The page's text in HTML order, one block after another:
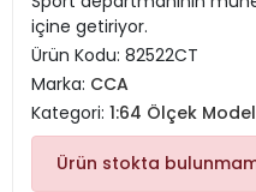
içine getiriyor.
Ürün Kodu: 82522CT
Marka: CCA
Kategori: 1:64 Ölçek
Ürün stokta